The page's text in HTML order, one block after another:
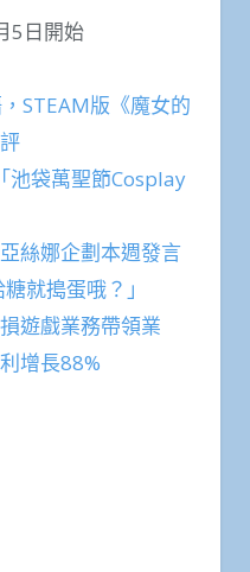
5日開始
STEAM版《魔女的
池袋萬聖節Cosplay
絲娜企劃本週發言
就搗蛋哦？」
遊戲業務帶領業
增長88%